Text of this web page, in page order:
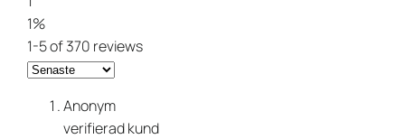
1%
1-5 of 370 reviews
Anonym
verifierad kund